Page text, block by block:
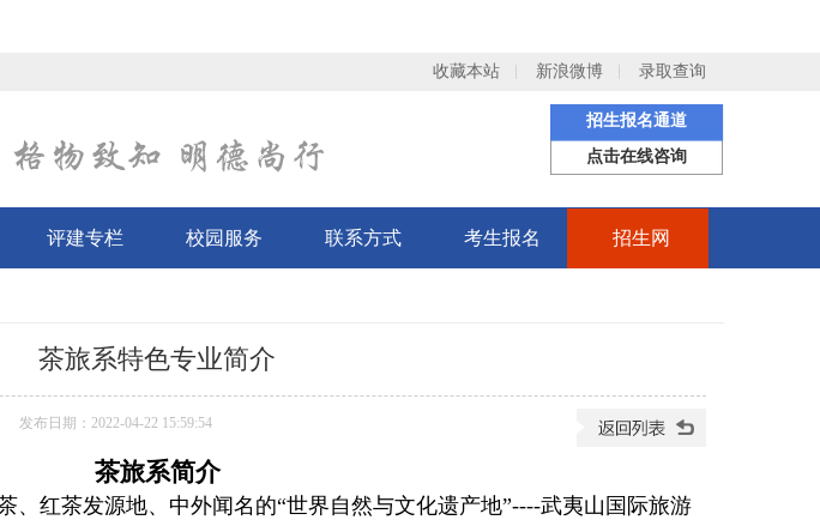
收藏本站 新浪微博 录取查询
招生报名通道
点击在线咨询
评建专栏 校园服务 联系方式 考生报名 招生网
茶旅系特色专业简介
发布日期：2022-04-22 15:59:54
茶旅系简介
、红茶发源地、中外闻名的“世界自然与文化遗产地”----武夷山国际旅游